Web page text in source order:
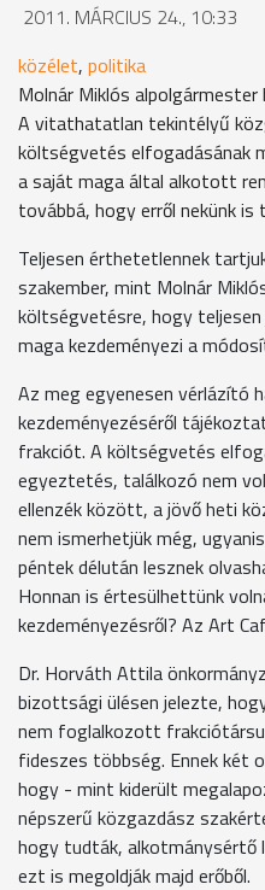
2011. MÁRCIUS 24., 10:33
közélet, politika
Molnár Miklós
A vitathatatlan tekintélyű
költségvetés elfogadásának
a saját maga által alkotott
továbbá, hogy erről nekünk
Teljesen érthetetlennek
szakember, mint Molnár
költségvetésre, hogy
maga kezdeményezi a
Az meg egyenesen vérlázító
kezdeményezéséről
frakciót. A költségvetés
egyeztetés, találkozó nem
ellenzék között, a jövő heti
nem ismerhetjük még,
péntek délután lesznek
Honnan is értesülhettünk
kezdeményezésről? Az Art
Dr. Horváth Attila
bizottsági ülésen jelezte,
nem foglalkozott
fideszes többség. Ennek két
hogy - mint kiderült
népszerű közgazdász
hogy tudták, alkotmánysértő
ezt is megoldják majd erőből.